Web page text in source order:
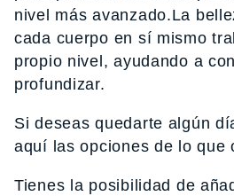
nivel más avanzado.La
cada cuerpo en sí mismo
propio nivel, ayudando a
profundizar.
Si deseas quedarte algún
aquí las opciones de lo que
Tienes la posibilidad de